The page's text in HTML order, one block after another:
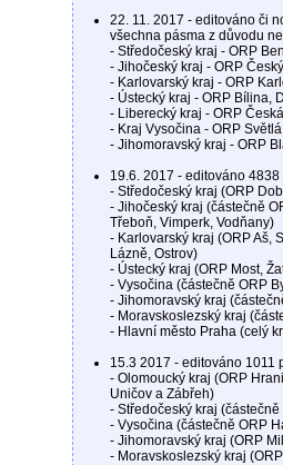
22. 11. 2017 - editováno či
všechna pásma z důvodu
- Středočeský kraj - ORP
- Jihočeský kraj - ORP
- Karlovarský kraj - ORP
- Ústecký kraj - ORP Bílina,
- Liberecký kraj - ORP
- Kraj Vysočina - ORP
- Jihomoravský kraj - ORP
19.6. 2017 - editováno
- Středočeský kraj (ORP
- Jihočeský kraj (částečně
Třeboň, Vimperk, Vodňany)
- Karlovarský kraj (ORP Aš,
Lázně, Ostrov)
- Ústecký kraj (ORP Most,
- Vysočina (částečně ORP
- Jihomoravský kraj
- Moravskoslezský kraj
- Hlavní město Praha (celý
15.3 2017 - editováno 1011
- Olomoucký kraj (ORP
Uničov a Zábřeh)
- Středočeský kraj
- Vysočina (částečně ORP
- Jihomoravský kraj (ORP
- Moravskoslezský kraj